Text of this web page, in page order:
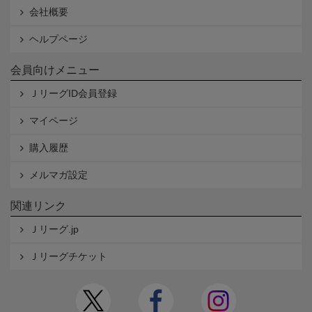
会社概要
ヘルプページ
会員向けメニュー
ＪリーグID会員登録
マイページ
購入履歴
メルマガ設定
関連リンク
Ｊリーグ.jp
Ｊリーグチケット